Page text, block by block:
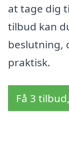
at tage dig
tilbud kan
beslutning,
praktisk.
Få 3